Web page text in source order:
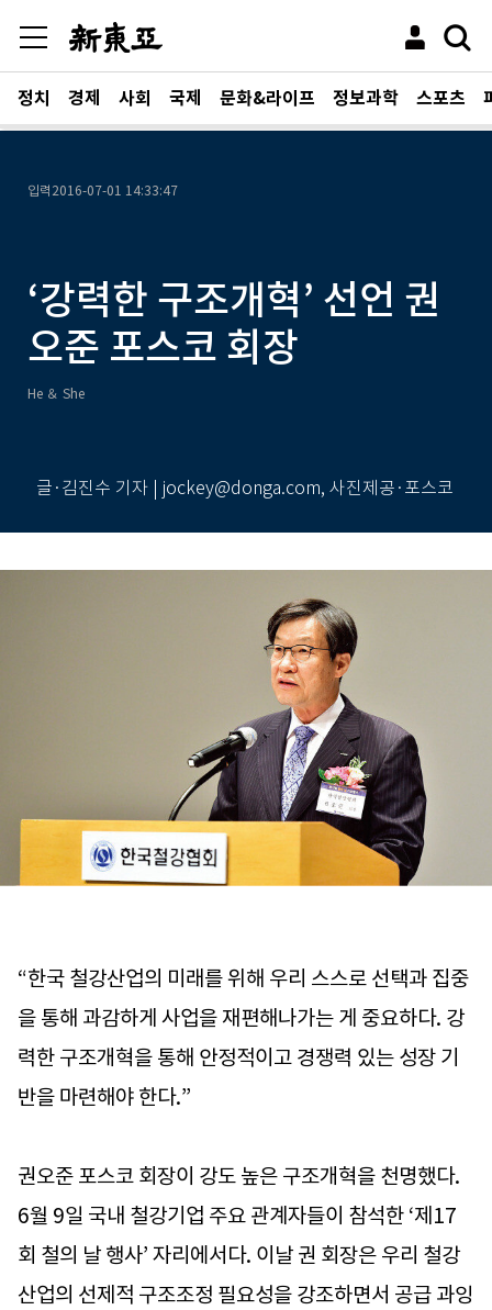
정치 경제 사회 국제 문화&라이프 정보과학 스포츠
입력 2016-07-01 14:33:47
‘강력한 구조개혁’ 선언 권
오준 포스코 회장
He ＆ She
글·김진수 기자 | jockey@donga.com, 사진제공·포스코
“한국 철강산업의 미래를 위해 우리 스스로 선택과 집중
을 통해 과감하게 사업을 재편해나가는 게 중요하다. 강
력한 구조개혁을 통해 안정적이고 경쟁력 있는 성장 기
반을 마련해야 한다.”
권오준 포스코 회장이 강도 높은 구조개혁을 천명했다.
6월 9일 국내 철강기업 주요 관계자들이 참석한 ‘제17
회 철의 날 행사’ 자리에서다. 이날 권 회장은 우리 철강
산업의 선제적 구조조정 필요성을 강조하면서 공급 과잉